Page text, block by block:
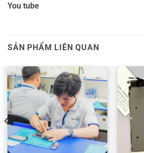
You tube
SẢN PHẨM LIÊN QUAN